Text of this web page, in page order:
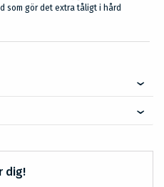
som gör det extra tåligt i hård
dig!